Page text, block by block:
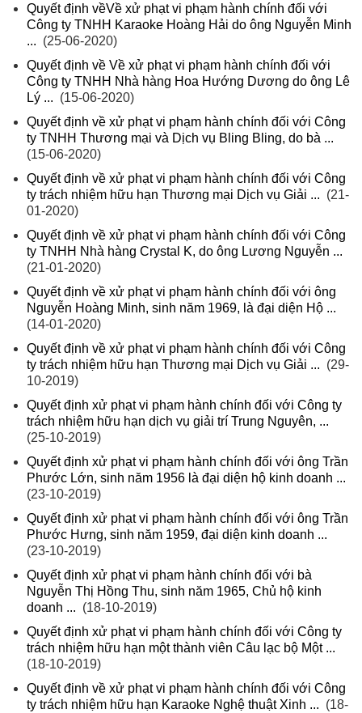
Quyết định vềVề xử phạt vi phạm hành chính đối với
Công ty TNHH Karaoke Hoàng Hải do ông Nguyễn Minh
... (25-06-2020)
Quyết định về Về xử phạt vi phạm hành chính đối với
Công ty TNHH Nhà hàng Hoa Hướng Dương do ông Lê
Lý ... (15-06-2020)
Quyết định về xử phạt vi phạm hành chính đối với Công
ty TNHH Thương mại và Dịch vụ Bling Bling, do bà ...
(15-06-2020)
Quyết định về xử phạt vi phạm hành chính đối với Công
ty trách nhiệm hữu hạn Thương mại Dịch vụ Giải ... (21-
01-2020)
Quyết định về xử phạt vi phạm hành chính đối với Công
ty TNHH Nhà hàng Crystal K, do ông Lương Nguyễn ...
(21-01-2020)
Quyết định về xử phạt vi phạm hành chính đối với ông
Nguyễn Hoàng Minh, sinh năm 1969, là đại diện Hộ ...
(14-01-2020)
Quyết định về xử phạt vi phạm hành chính đối với Công
ty trách nhiệm hữu hạn Thương mại Dịch vụ Giải ... (29-
10-2019)
Quyết định xử phạt vi phạm hành chính đối với Công ty
trách nhiệm hữu hạn dịch vụ giải trí Trung Nguyên, ...
(25-10-2019)
Quyết định xử phạt vi phạm hành chính đối với ông Trần
Phước Lớn, sinh năm 1956 là đại diện hộ kinh doanh ...
(23-10-2019)
Quyết định xử phạt vi phạm hành chính đối với ông Trần
Phước Hưng, sinh năm 1959, đại diện kinh doanh ...
(23-10-2019)
Quyết định xử phạt vi phạm hành chính đối với bà
Nguyễn Thị Hồng Thu, sinh năm 1965, Chủ hộ kinh
doanh ... (18-10-2019)
Quyết định xử phạt vi phạm hành chính đối với Công ty
trách nhiệm hữu hạn một thành viên Câu lạc bộ Một ...
(18-10-2019)
Quyết định về xử phạt vi phạm hành chính đối với Công
ty trách nhiệm hữu hạn Karaoke Nghệ thuật Xinh ... (18-